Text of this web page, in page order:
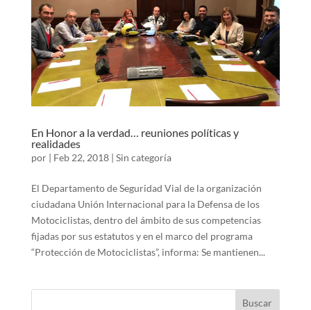
En Honor a la verdad… reuniones políticas y
realidades
por | Feb 22, 2018| Sin categoría
El Departamento de Seguridad Vial de la organización
ciudadana Unión Internacional para la Defensa de los
Motociclistas, dentro del ámbito de sus competencias
fijadas por sus estatutos y en el marco del programa
“Protección de Motociclistas”, informa: Se mantienen...